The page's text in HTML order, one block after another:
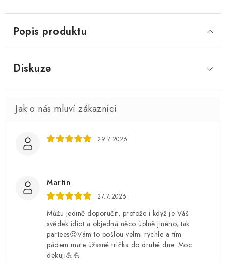
Popis produktu
Diskuze
29.7.2026
Martin
27.7.2026
Můžu jedině doporučit, protože i když je Váš
svědek idiot a objedná něco úplně jiného, tak
partees😍Vám to pošlou velmi rychle a tím
pádem mate úžasné trička do druhé dne. Moc
dekuji💪💪